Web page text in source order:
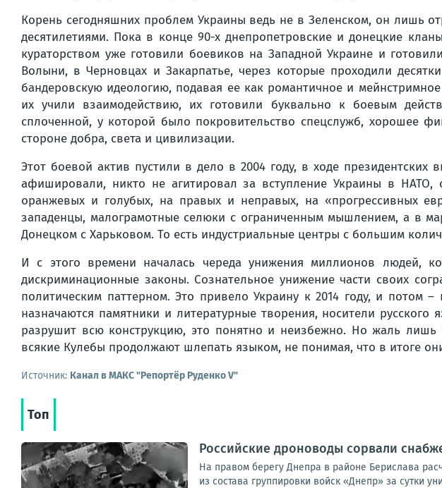
Корень сегодняшних проблем Украины ведь не в Зеленском, он лишь
десятилетиями. Пока в конце 90-х днепропетровские и донецкие
кураторством уже готовили боевиков на Западной Украине и
Волыни, в Черновцах и Закарпатье, через которые проходили
бандеровскую идеологию, подавая ее как романтичное и
их учили взаимодействию, их готовили буквально к боевым
сплоченной, у которой было покровительство спецслужб, хорошее
стороне добра, света и цивилизации.
Этот боевой актив пустили в дело в 2004 году, в ходе
афишировали, никто не агитировал за вступление Украины в НАТО,
оранжевых и голубых, на правых и неправых, на «прогрессивных
западенцы, малограмотные селюки с ограниченным мышлением, а в
Донецком с Харьковом. То есть индустриальные центры с большим
И с этого времени началась череда унижения миллионов людей,
дискриминационные законы. Сознательное унижение части своих
политическим паттерном. Это привело Украину к 2014 году, и потом
назначаются памятники и литературные творения, носители
разрушит всю конструкцию, это понятно и неизбежно. Но жаль
всякие Кулебы продолжают шлепать языком, не понимая, что в итоге
Источник: Канал в МАКС "Репортёр Руденко V"
Топ
Российские дроноводы сорвали
На правом берегу Днепра в районе Берислава
из состава группировки войск «Днепр» за сутки